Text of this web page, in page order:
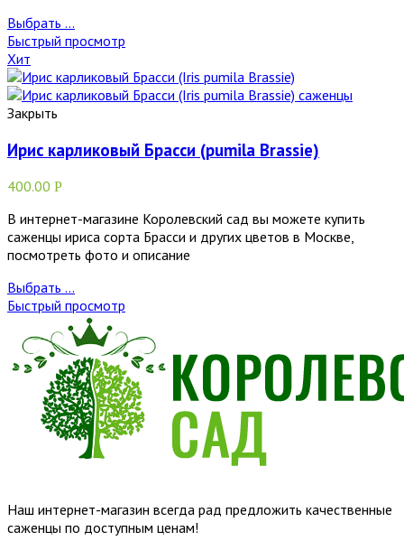
Выбрать ...
Быстрый просмотр
Хит
Закрыть
Ирис карликовый Брасси (pumila Brassie)
400.00 Р
В интернет-магазине Королевский сад вы можете купить
саженцы ириса сорта Брасси и других цветов в Москве,
посмотреть фото и описание
Выбрать ...
Быстрый просмотр
Наш интернет-магазин всегда рад предложить качественные
саженцы по доступным ценам!